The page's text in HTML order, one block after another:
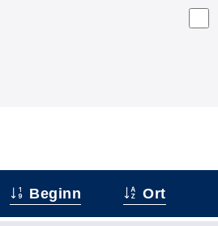
Beginn Ort